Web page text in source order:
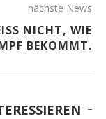
nächste News
NICHT, WIE M
BEKOMMT.